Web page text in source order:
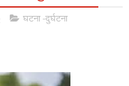
घटना -दुर्घटना